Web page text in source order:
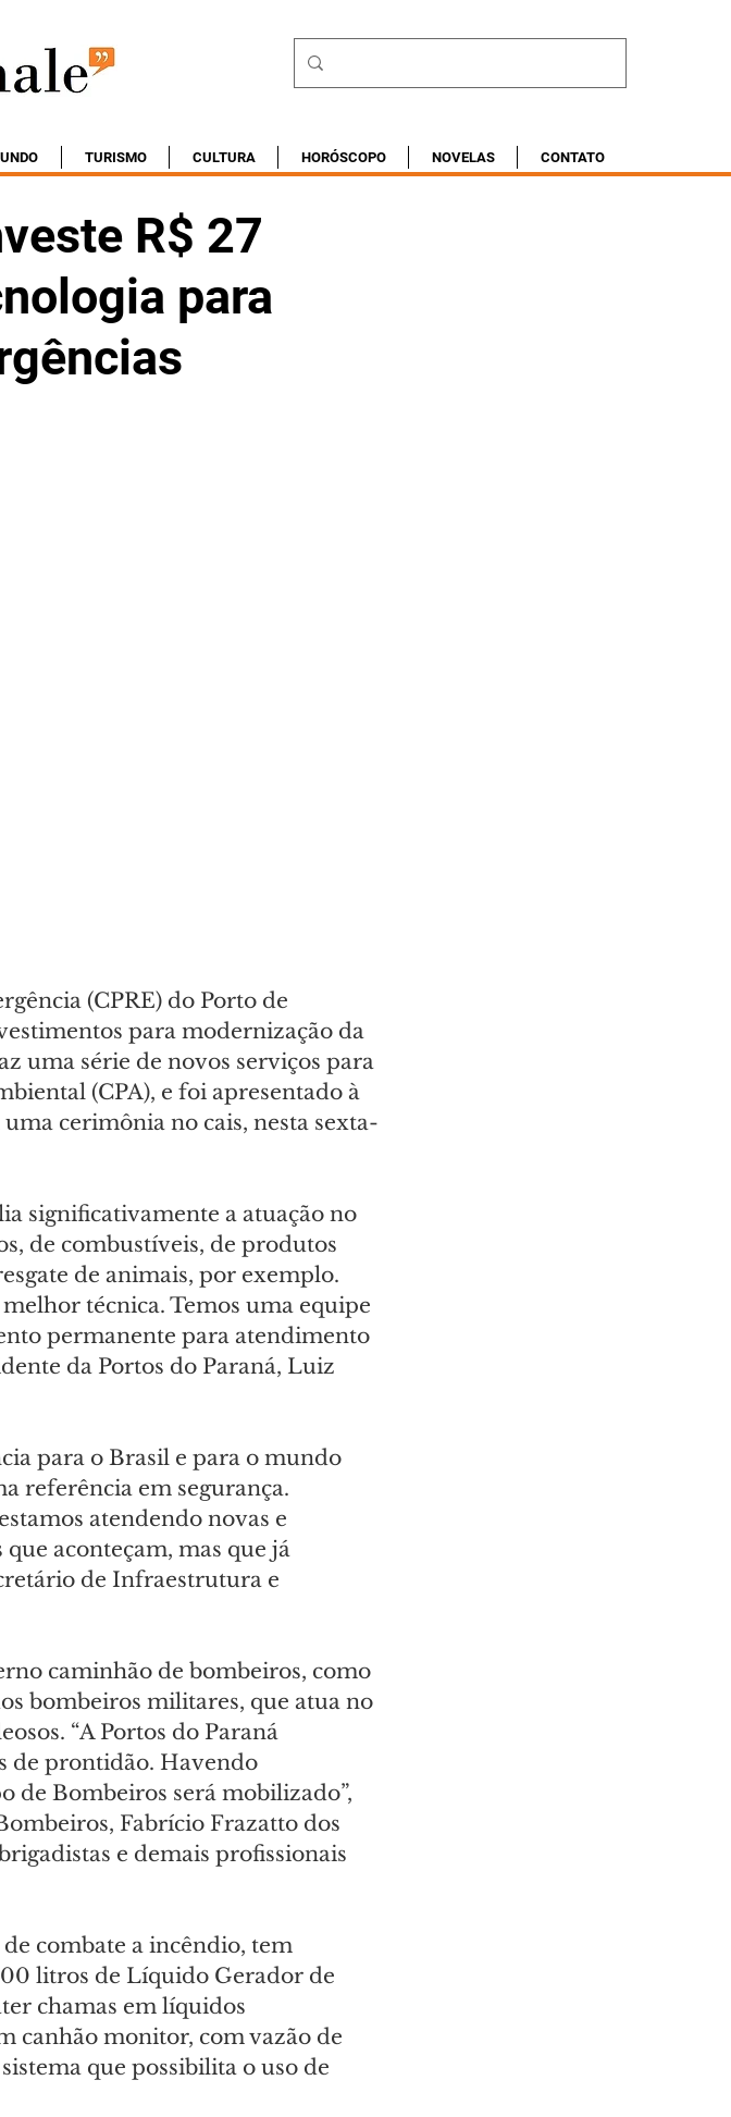
TURISMO CULTURA HORÓSCOPO NOVELAS CONTATO
R$ 27
para
(CPRE) do Porto de
para modernização da
uma série de novos serviços para
(CPA), e foi apresentado à
cerimônia no cais, nesta sexta-
significativamente a atuação no
de combustíveis, de produtos
de animais, por exemplo.
técnica. Temos uma equipe
permanente para atendimento
da Portos do Paraná, Luiz
para o Brasil e para o mundo
referência em segurança.
atendendo novas e
aconteçam, mas que já
de Infraestrutura e
caminhão de bombeiros, como
bombeiros militares, que atua no
“A Portos do Paraná
de prontidão. Havendo
de Bombeiros será mobilizado”,
Fabrício Frazatto dos
e demais profissionais
combate a incêndio, tem
litros de Líquido Gerador de
chamas em líquidos
canhão monitor, com vazão de
que possibilita o uso de